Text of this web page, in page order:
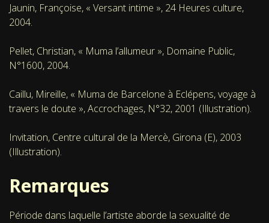
Jaunin, Françoise, « Versant intime », 24 Heures culture,
2004.
Pellet, Christian, « Muma l’allumeur », Domaine Public,
N°1600, 2004.
Caillu, Mireille, « Muma de Barcelone à Eclépens, voyage à
travers le doute », Accrochages, N°32, 2001 (Illustration).
Invitation, Centre cultural de la Mercè, Girona (E), 2003
(Illustration).
Remarques
Période dans laquelle l’artiste aborde la sexualité de